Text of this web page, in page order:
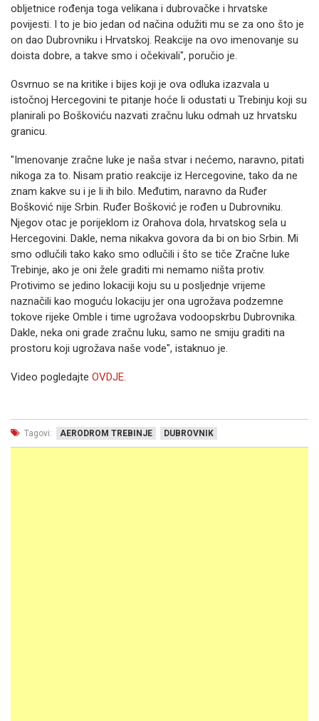
obljetnice rođenja toga velikana i dubrovačke i hrvatske
povijesti. I to je bio jedan od načina odužiti mu se za ono što je
on dao Dubrovniku i Hrvatskoj. Reakcije na ovo imenovanje su
doista dobre, a takve smo i očekivali", poručio je.
Osvrnuo se na kritike i bijes koji je ova odluka izazvala u
istočnoj Hercegovini te pitanje hoće li odustati u Trebinju koji su
planirali po Boškoviću nazvati zračnu luku odmah uz hrvatsku
granicu.
"Imenovanje zračne luke je naša stvar i nećemo, naravno, pitati
nikoga za to. Nisam pratio reakcije iz Hercegovine, tako da ne
znam kakve su i je li ih bilo. Međutim, naravno da Ruđer
Bošković nije Srbin. Ruđer Bošković je rođen u Dubrovniku.
Njegov otac je porijeklom iz Orahova dola, hrvatskog sela u
Hercegovini. Dakle, nema nikakva govora da bi on bio Srbin. Mi
smo odlučili tako kako smo odlučili i što se tiče Zračne luke
Trebinje, ako je oni žele graditi mi nemamo ništa protiv.
Protivimo se jedino lokaciji koju su u posljednje vrijeme
naznačili kao moguću lokaciju jer ona ugrožava podzemne
tokove rijeke Omble i time ugrožava vodoopskrbu Dubrovnika.
Dakle, neka oni grade zračnu luku, samo ne smiju graditi na
prostoru koji ugrožava naše vode", istaknuo je.
Video pogledajte OVDJE.
Tagovi: AERODROM TREBINJE DUBROVNIK